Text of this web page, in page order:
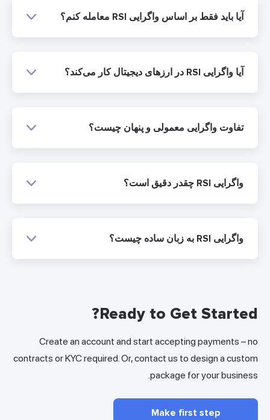
آیا باید فقط بر اساس واگرایی RSI معامله کنم؟
آیا واگرایی RSI در ارزهای دیجیتال کار می‌کند؟
تفاوت واگرایی معمولی و پنهان چیست؟
واگرایی RSI چقدر دقیق است؟
واگرایی RSI به زبان ساده چیست؟
Ready to Get Started?
Create an account and start accepting payments – no
contracts or KYC required. Or, contact us to design a custom
package for your business.
Make first step